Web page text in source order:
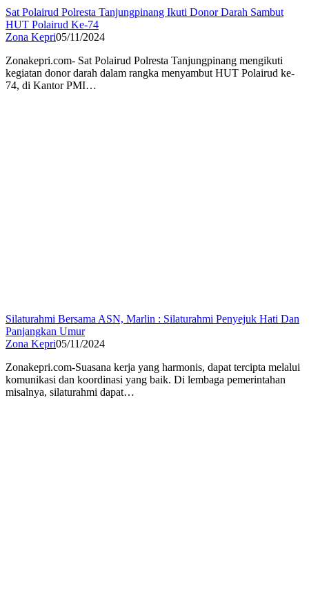
Sat Polairud Polresta Tanjungpinang Ikuti Donor Darah Sambut
HUT Polairud Ke-74
Zona Kepri05/11/2024
Zonakepri.com- Sat Polairud Polresta Tanjungpinang mengikuti
kegiatan donor darah dalam rangka menyambut HUT Polairud ke-
74, di Kantor PMI…
Silaturahmi Bersama ASN, Marlin : Silaturahmi Penyejuk Hati Dan
Panjangkan Umur
Zona Kepri05/11/2024
Zonakepri.com-Suasana kerja yang harmonis, dapat tercipta melalui
komunikasi dan koordinasi yang baik. Di lembaga pemerintahan
misalnya, silaturahmi dapat…